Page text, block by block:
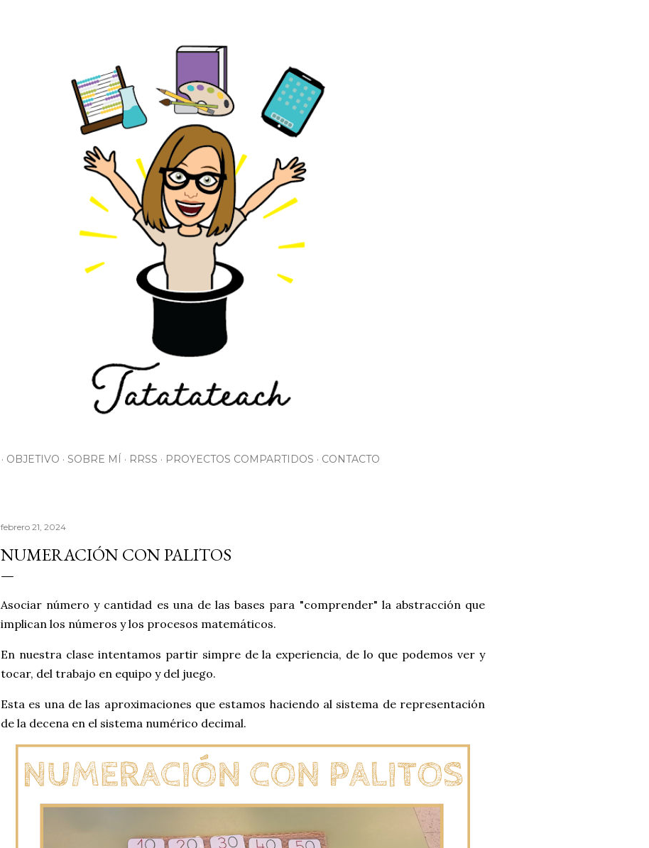
OBJETIVO SOBRE MÍ RRSS PROYECTOS COMPARTIDOS CONTACTO
febrero 21, 2024
NUMERACIÓN CON PALITOS
Asociar número y cantidad es una de las bases para "comprender" la abstracción que
implican los números y los procesos matemáticos.
En nuestra clase intentamos partir simpre de la experiencia, de lo que podemos ver y
tocar, del trabajo en equipo y del juego.
Esta es una de las aproximaciones que estamos haciendo al sistema de representación
de la decena en el sistema numérico decimal.